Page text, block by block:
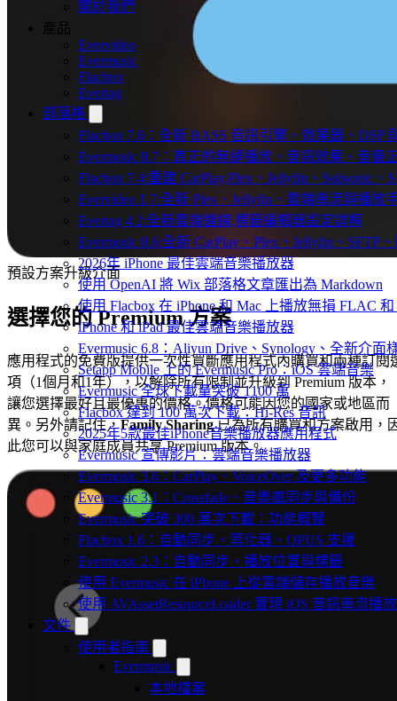
關於我們
產品
Evervideo
Evermusic
Flacbox
Evertag
部落格
Flacbox 7.6：全新 BASS 音訊引擎、效果器、DSP
Evermusic 8.7：真正的無縫播放、音訊效果、音量
Flacbox 7.4:重建 CarPlay,Plex、Jellyfin、Subsonic、
Evervideo 1.7:全新 Plex、Jellyfin、雲端串流與播放
Evertag 4.2:全新雲端連線,標籤編輯器設定詳解
Evermusic 8.6:全新 CarPlay、Plex、Jellyfin、SFTP
2026年 iPhone 最佳雲端音樂播放器
使用 OpenAI 將 Wix 部落格文章匯出為 Markdown
使用 Flacbox 在 iPhone 和 Mac 上播放無損 FLAC
iPhone 和 iPad 最佳雲端音樂播放器
Evermusic 6.8：Aliyun Drive、Synology、全新介面
Setapp Mobile 上的 Evermusic Pro：iOS 雲端音樂
Evermusic 全球下載量突破 1100 萬
Flacbox 達到 100 萬次下載：Hi-Res 音訊
2025年5款最佳iPhone音樂播放器應用程式
Evermusic 宣傳影片：雲端音樂播放器
Evermusic 3.6：CarPlay、VoiceOver 及更多功能
Evermusic 3.1：Crossfade、音樂庫同步與備份
Evermusic 突破 300 萬次下載：功能概覽
Flacbox 1.6：自動同步、等化器、OPUS 支援
Evermusic 2.3：自動同步、播放位置與標籤
使用 Evermusic 在 iPhone 上從雲端儲存播放音樂
使用 AVAssetResourceLoader 實現 iOS 音訊串流播放
文件
使用者指南
Evermusic
本地檔案
預設方案升級介面
選擇您的 Premium 方案
應用程式的免費版提供一次性買斷應用程式內購買和兩種訂閱
項（1個月和1年），以解除所有限制並升級到 Premium 版本，
讓您選擇最好且最優惠的價格。價格可能因您的國家或地區而
異。另外請記住，Family Sharing已為所有購買和方案啟用，
此您可以與家庭成員共享 Premium 版本。